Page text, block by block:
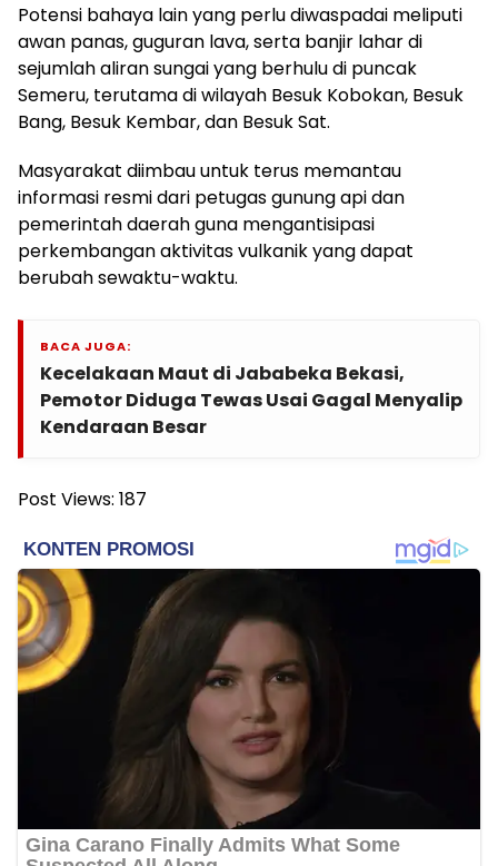
Potensi bahaya lain yang perlu diwaspadai meliputi
awan panas, guguran lava, serta banjir lahar di
sejumlah aliran sungai yang berhulu di puncak
Semeru, terutama di wilayah Besuk Kobokan, Besuk
Bang, Besuk Kembar, dan Besuk Sat.
Masyarakat diimbau untuk terus memantau
informasi resmi dari petugas gunung api dan
pemerintah daerah guna mengantisipasi
perkembangan aktivitas vulkanik yang dapat
berubah sewaktu-waktu.
BACA JUGA:
Kecelakaan Maut di Jababeka Bekasi,
Pemotor Diduga Tewas Usai Gagal Menyalip
Kendaraan Besar
Post Views: 187